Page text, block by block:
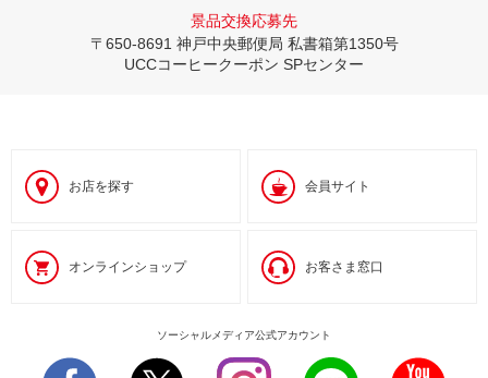
景品交換応募先
〒650-8691 神戸中央郵便局 私書箱第1350号
UCCコーヒークーポン SPセンター
お店を探す 会員サイト
オンラインショップ お客さま窓口
ソーシャルメディア公式アカウント